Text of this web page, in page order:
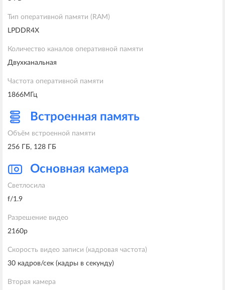
Тип оперативной памяти (RAM)
LPDDR4X
Количество каналов оперативной памяти
Двухканальная
Частота оперативной памяти
1866МГц
Встроенная память
Объём встроенной памяти
256 ГБ, 128 ГБ
Основная камера
Светлосила
f/1.9
Разрешение видео
2160p
Скорость видео записи (кадровая частота)
30 кадров/сек (кадры в секунду)
Вторая камера